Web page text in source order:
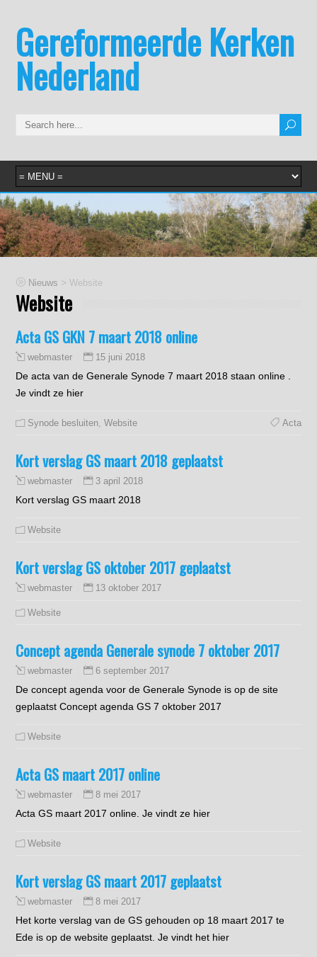
Gereformeerde Kerken
Nederland
Nieuws >Website
Website
Acta GS GKN 7 maart 2018 online
webmaster 15 juni 2018
De acta van de Generale Synode 7 maart 2018 staan online .
Je vindt ze hier
Synode besluiten ,Website Acta
Kort verslag GS maart 2018 geplaatst
webmaster 3 april 2018
Kort verslag GS maart 2018
Website
Kort verslag GS oktober 2017 geplaatst
webmaster 13 oktober 2017
Website
Concept agenda Generale synode 7 oktober 2017
webmaster 6 september 2017
De concept agenda voor de Generale Synode is op de site
geplaatst Concept agenda GS 7 oktober 2017
Website
Acta GS maart 2017 online
webmaster 8 mei 2017
Acta GS maart 2017 online. Je vindt ze hier
Website
Kort verslag GS maart 2017 geplaatst
webmaster 8 mei 2017
Het korte verslag van de GS gehouden op 18 maart 2017 te
Ede is op de website geplaatst. Je vindt het hier